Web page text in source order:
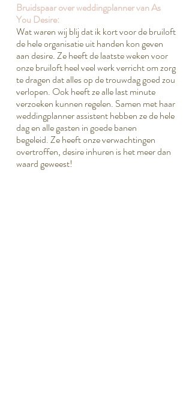
Bruidspaar over weddingplanner van As
You Desire:
Wat waren wij blij dat ik kort voor de bruiloft
de hele organisatie uit handen kon geven
aan desire. Ze heeft de laatste weken voor
onze bruiloft heel veel werk verricht om zorg
te dragen dat alles op de trouwdag goed zou
verlopen. Ook heeft ze alle last minute
verzoeken kunnen regelen. Samen met haar
weddingplanner assistent hebben ze de hele
dag en alle gasten in goede banen
begeleid. Ze heeft onze verwachtingen
overtroffen, desire inhuren is het meer dan
waard geweest!